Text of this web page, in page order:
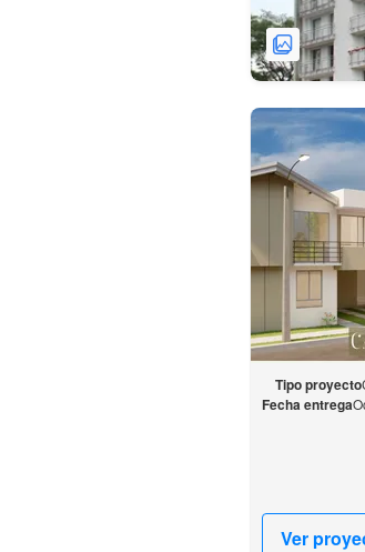
Tipo proyecto
Fecha entrega
Ver